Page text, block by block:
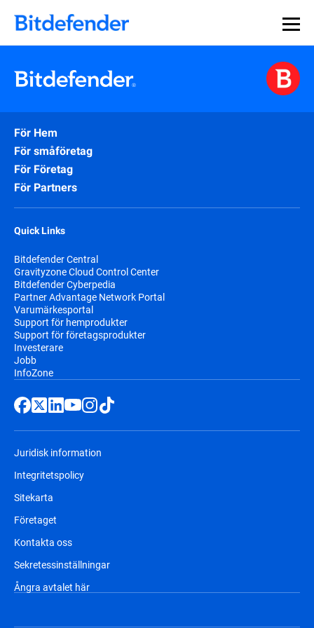
För Hem
För småföretag
För Företag
För Partners
Quick Links
Bitdefender Central
Gravityzone Cloud Control Center
Bitdefender Cyberpedia
Partner Advantage Network Portal
Varumärkesportal
Support för hemprodukter
Support för företagsprodukter
Investerare
Jobb
InfoZone
Juridisk information
Integritetspolicy
Sitekarta
Företaget
Kontakta oss
Sekretessinställningar
Ångra avtalet här